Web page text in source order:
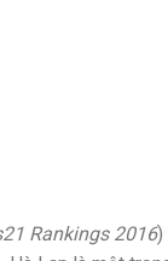
Rankings 2016)